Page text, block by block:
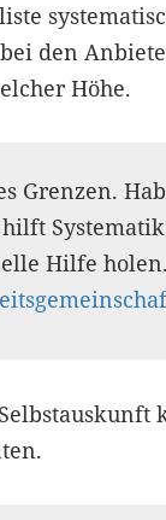
den
Höhe.
Grenzen.
hilft
Hilfe